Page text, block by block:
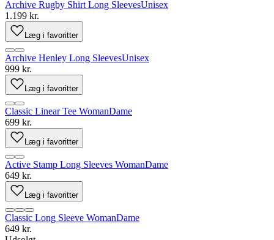
Archive Rugby Shirt Long SleevesUnisex
1.199 kr.
Læg i favoritter
Archive Henley Long SleevesUnisex
999 kr.
Læg i favoritter
Classic Linear Tee WomanDame
699 kr.
Læg i favoritter
Active Stamp Long Sleeves WomanDame
649 kr.
Læg i favoritter
Classic Long Sleeve WomanDame
649 kr.